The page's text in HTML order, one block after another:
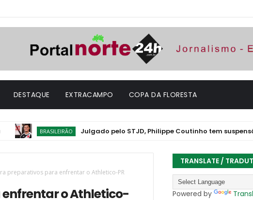
DESTAQUE EXTRACAMPO COPA DA FLORESTA
BRASILEIRÃO Julgado pelo STJD, Philippe Coutinho tem suspensão
preparativos para enfrentar o Athletico-PR
o Athletico-
TRANSLATE /
Powered by